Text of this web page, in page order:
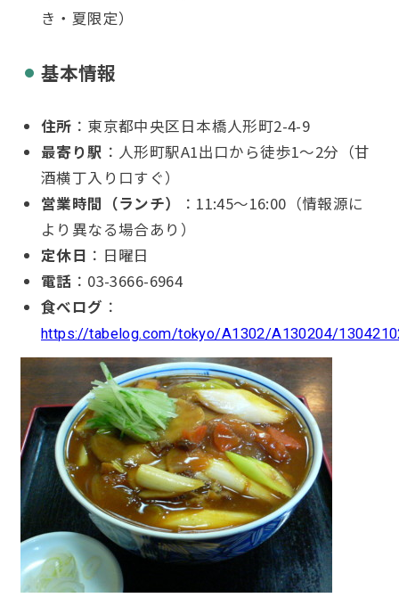
き・夏限定）
基本情報
住所 ：東京都中央区日本橋人形町2-4-9
最寄り駅 ：人形町駅A1出口から徒歩1〜2分（甘
酒横丁入り口すぐ）
営業時間（ランチ）
：11:45〜16:00（情報源に
より異なる場合あり）
定休日 ：日曜日
電話 ：03-3666-6964
食べログ ：
https://tabelog.com/tokyo/A1302/A130204/